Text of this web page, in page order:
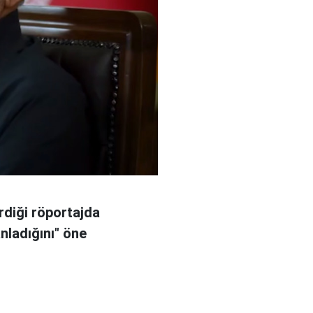
röportajda
öne